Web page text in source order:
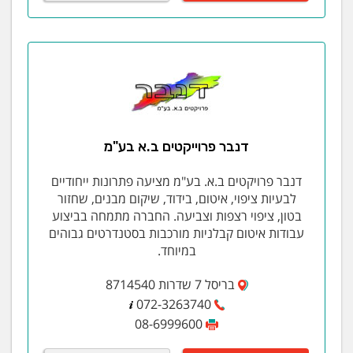
שירות מקצועי באחריות מלאה. השירות אצלנו 24 שעות
ביממה, 7 ימים בשבוע, העבודה מתבצעת באמינות,
מקצועיות ובטיחות. השירות ניתן באזורי המרכז, השפלה
בבעיות עומס, התקנת גופי תאורה ותאורת תקרה, תיקון
קצרים ובעיות הארקה, תיקון והחלפת מאיצים לדודי
שמש. והכל במחירים נוחים!
הוספת נקודת חשמל
תיקון קצרים ותקלות חשמל
בדיקת מתקני חשמל
הכנה לביקורת חברת חשמל
טיפול בלוחות חשמל
מערכות התזה ספרינקלרים
מערכות גילוי אש ועשן אנלוגיות ואזוריות + אישורים
+תחזוקה.
דנבר פרוייקטים ב.א בע"מ
דנבר פרויקטים ב.א. בע"מ מציעה פתרונות ייחודיים
לבעיות ציפוי, איטום, בידוד, שיקום מבנים, שחזור
בטון, ציפוי רצפות וצביעה. החברה מתמחה בביצוע
עבודות איטום קבלניות מורכבות בסטנדרטים גבוהים
במיוחד.
בריסל 7 שדרות 8714540
072-3263740
08-6999600